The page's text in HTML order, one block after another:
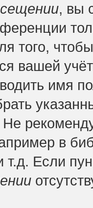
, вы
того,
вашей
имя
в
т.д. Если